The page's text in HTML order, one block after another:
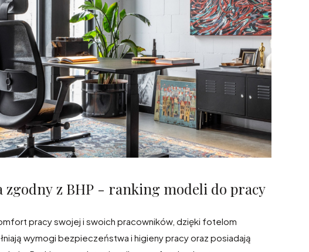
zgodny z BHP - ranking modeli do pracy
pracy swojej i swoich pracowników, dzięki fotelom
wymogi bezpieczeństwa i higieny pracy oraz posiadają